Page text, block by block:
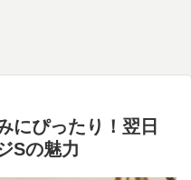
にぴったり！翌日
Sの魅力